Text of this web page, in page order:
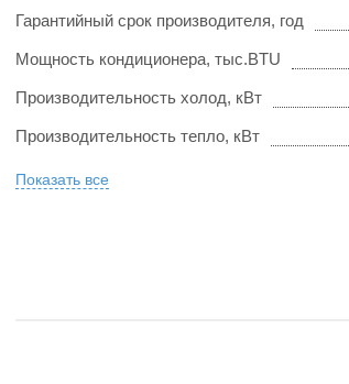
Гарантийный срок производителя, год
Мощность кондиционера, тыс.BTU
Производительность холод, кВт
Производительность тепло, кВт
Показать все